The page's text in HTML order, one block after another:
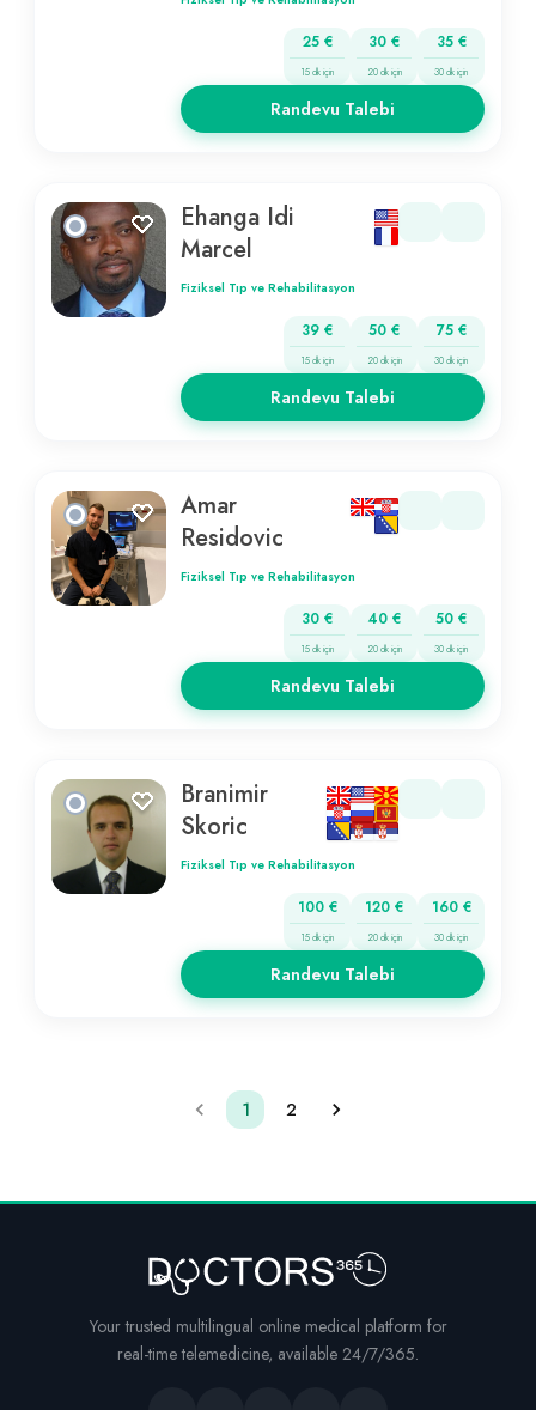
25 €
15 dk için
30 €
20 dk için
35 €
30 dk için
Randevu Talebi
Ehanga Idi
Marcel
Fiziksel Tıp ve Rehabilitasyon
39 €
15 dk için
50 €
20 dk için
75 €
30 dk için
Randevu Talebi
Amar
Residovic
Fiziksel Tıp ve Rehabilitasyon
30 €
15 dk için
40 €
20 dk için
50 €
30 dk için
Randevu Talebi
Branimir
Skoric
Fiziksel Tıp ve Rehabilitasyon
100 €
15 dk için
120 €
20 dk için
160 €
30 dk için
Randevu Talebi
1 2
Your trusted multilingual online medical platform for
real-time telemedicine, available 24/7/365.